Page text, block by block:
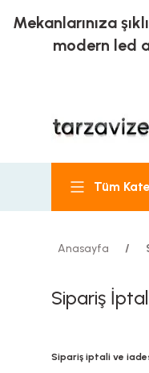
Mekanlarınıza
modern led
Tüm
Anasayfa
Sipariş
Sipariş iptali ve